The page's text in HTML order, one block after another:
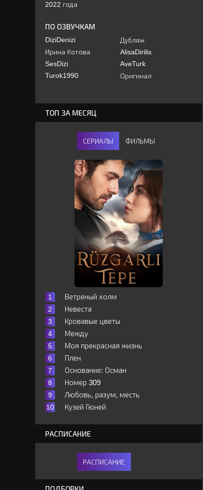
2022 года
ПО ОЗВУЧКАМ
DiziDenizi
Ирина Котова
SesDizi
Turok1990
Дубляж
AlisaDirilis
AveTurk
Оригинал
ТОП ЗА МЕСЯЦ
СЕРИАЛЫ ФИЛЬМЫ
Ветреный холм
Невеста
Кровавые цветы
Между
Моя прекрасная жизнь
Плен
Основание: Осман
Номер 309
Любовь, разум, месть
Кузей Гюней
РАСПИСАНИЕ
РАСПИСАНИЕ